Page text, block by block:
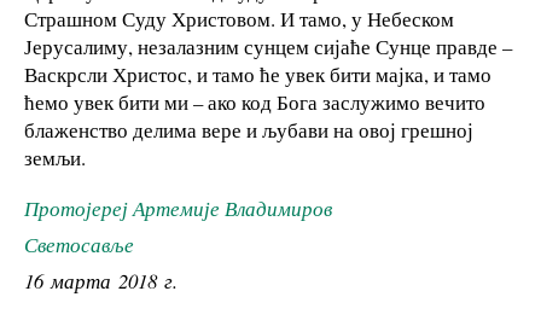
Страшном Суду Христовом. И тамо, у Небеском
Јерусалиму, незалазним сунцем сијаће Сунце правде –
Васкрсли Христос, и тамо ће увек бити мајка, и тамо
ћемо увек бити ми – ако код Бога заслужимо вечито
блаженство делима вере и љубави на овој грешној
земљи.
Протојереј Артемије Владимиров
Светосавље
16 марта 2018 г.